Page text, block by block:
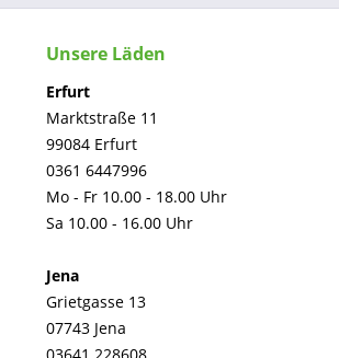
Unsere Läden
Erfurt
Marktstraße 11
99084 Erfurt
0361 6447996
Mo - Fr 10.00 - 18.00 Uhr
Sa 10.00 - 16.00 Uhr
Jena
Grietgasse 13
07743 Jena